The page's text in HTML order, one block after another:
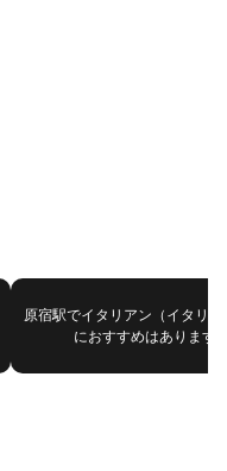
原宿駅でイタリアン（イタリ
におすすめはあります